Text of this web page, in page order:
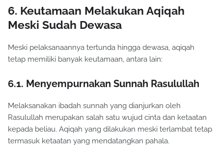
6. Keutamaan Melakukan Aqiqah
Meski Sudah Dewasa
Meski pelaksanaannya tertunda hingga dewasa, aqiqah
tetap memiliki banyak keutamaan, antara lain:
6.1. Menyempurnakan Sunnah Rasulullah
Melaksanakan ibadah sunnah yang dianjurkan oleh
Rasulullah merupakan salah satu wujud cinta dan ketaatan
kepada beliau. Aqiqah yang dilakukan meski terlambat tetap
termasuk ketaatan yang mendatangkan pahala.